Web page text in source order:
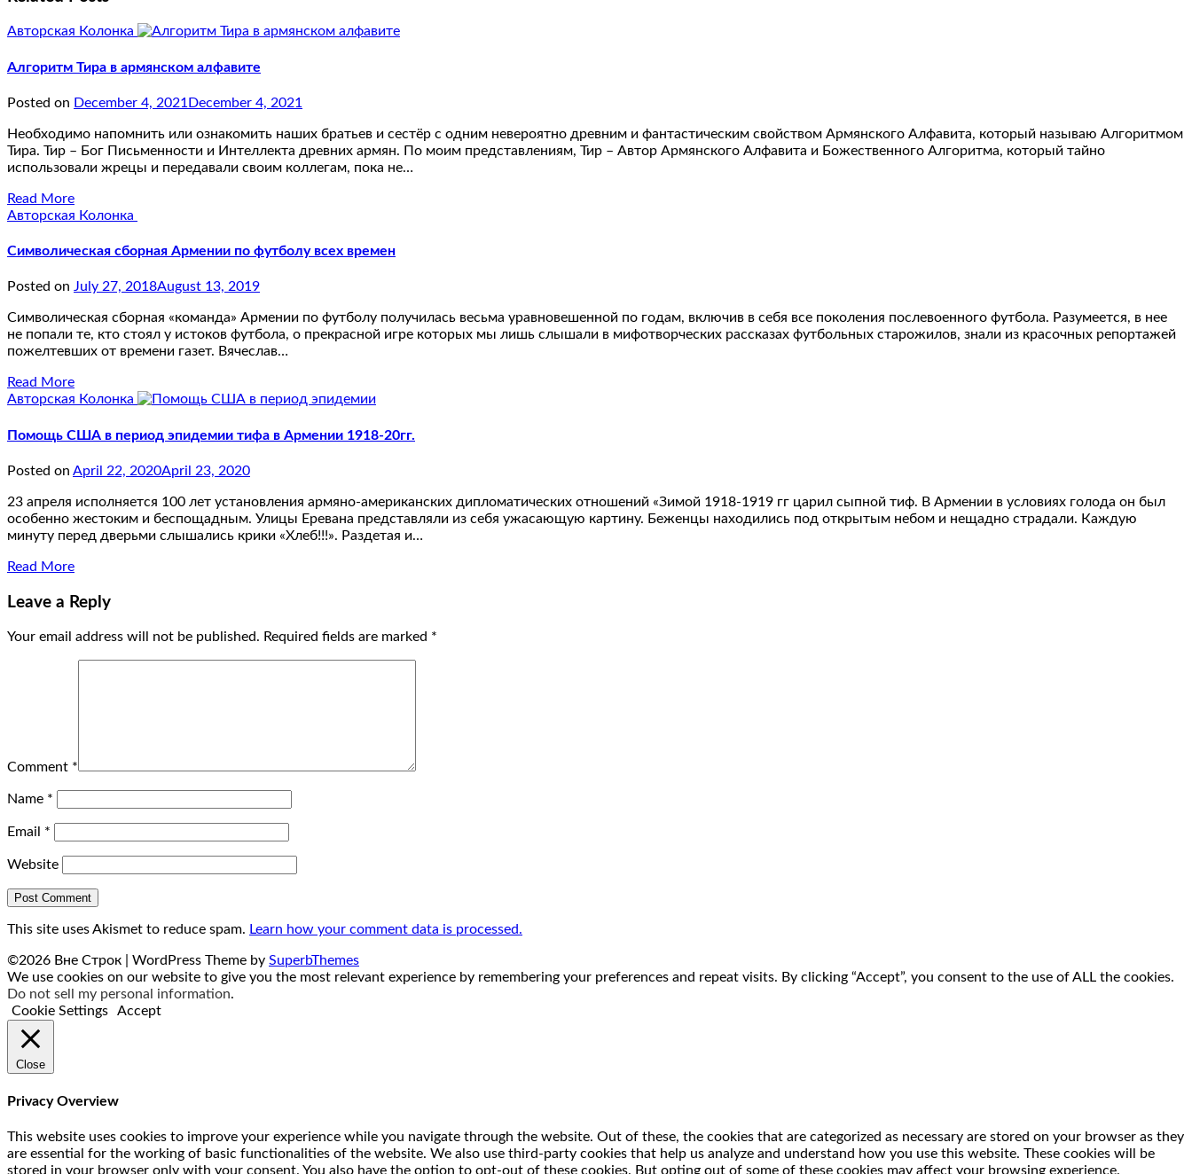
Авторская Колонка
Алгоритм Тира в армянском алфавите
Posted on December 4, 2021 December 4, 2021
Необходимо напомнить или ознакомить наших братьев и сестёр с одним невероятно древним и фантастическим свойством Армянского Алфавита, который называю Алгоритмом
Тира. Тир – Бог Письменности и Интеллекта древних армян. По моим представлениям, Тир – Автор Армянского Алфавита и Божественного Алгоритма, который тайно
использовали жрецы и передавали своим коллегам, пока не…
Read More
Авторская Колонка
Символическая сборная Армении по футболу всех времен
Posted on July 27, 2018August 13, 2019
Символическая сборная «команда» Армении по футболу получилась весьма уравновешенной по годам, включив в себя все поколения послевоенного футбола. Разумеется, в нее
не попали те, кто стоял у истоков футбола, о прекрасной игре которых мы лишь слышали в мифотворческих рассказах футбольных старожилов, знали из красочных репортажей
пожелтевших от времени газет. Вячеслав…
Read More
Авторская Колонка
Помощь США в период эпидемии тифа в Армении 1918-20гг.
Posted on April 22, 2020April 23, 2020
23 апреля исполняется 100 лет установления армяно-американских дипломатических отношений «Зимой 1918-1919 гг царил сыпной тиф. В Армении в условиях голода он был
особенно жестоким и беспощадным. Улицы Еревана представляли из себя ужасающую картину. Беженцы находились под открытым небом и нещадно страдали. Каждую
минуту перед дверьми слышались крики «Хлеб!!!». Раздетая и…
Read More
Leave a Reply
Your email address will not be published. Required fields are marked *
Comment *
Name *
Email *
Website
This site uses Akismet to reduce spam. Learn how your comment data is processed.
©2026 Вне Строк | WordPress Theme by SuperbThemes
We use cookies on our website to give you the most relevant experience by remembering your preferences and repeat visits. By clicking “Accept”, you consent to the use of ALL the cookies.
Do not sell my personal information.
Cookie Settings
Accept
Close
Privacy Overview
This website uses cookies to improve your experience while you navigate through the website. Out of these, the cookies that are categorized as necessary are stored on your browser as they
are essential for the working of basic functionalities of the website. We also use third-party cookies that help us analyze and understand how you use this website. These cookies will be
stored in your browser only with your consent. You also have the option to opt-out of these cookies. But opting out of some of these cookies may affect your browsing experience.